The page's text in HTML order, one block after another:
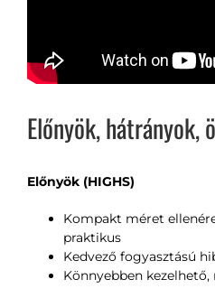
Előnyök, hátrányok,
Előnyök (HIGHS)
Kompakt méret
praktikus
Kedvező fogyasztású
Könnyebben